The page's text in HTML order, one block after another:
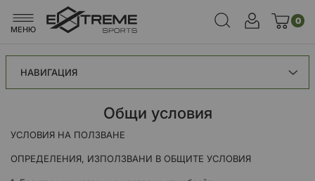
МЕНЮ
0
Общи условия
УСЛОВИЯ НА ПОЛЗВАНЕ
ОПРЕДЕЛЕНИЯ, ИЗПОЛЗВАНИ В ОБЩИТЕ УСЛОВИЯ
НАВИГАЦИЯ